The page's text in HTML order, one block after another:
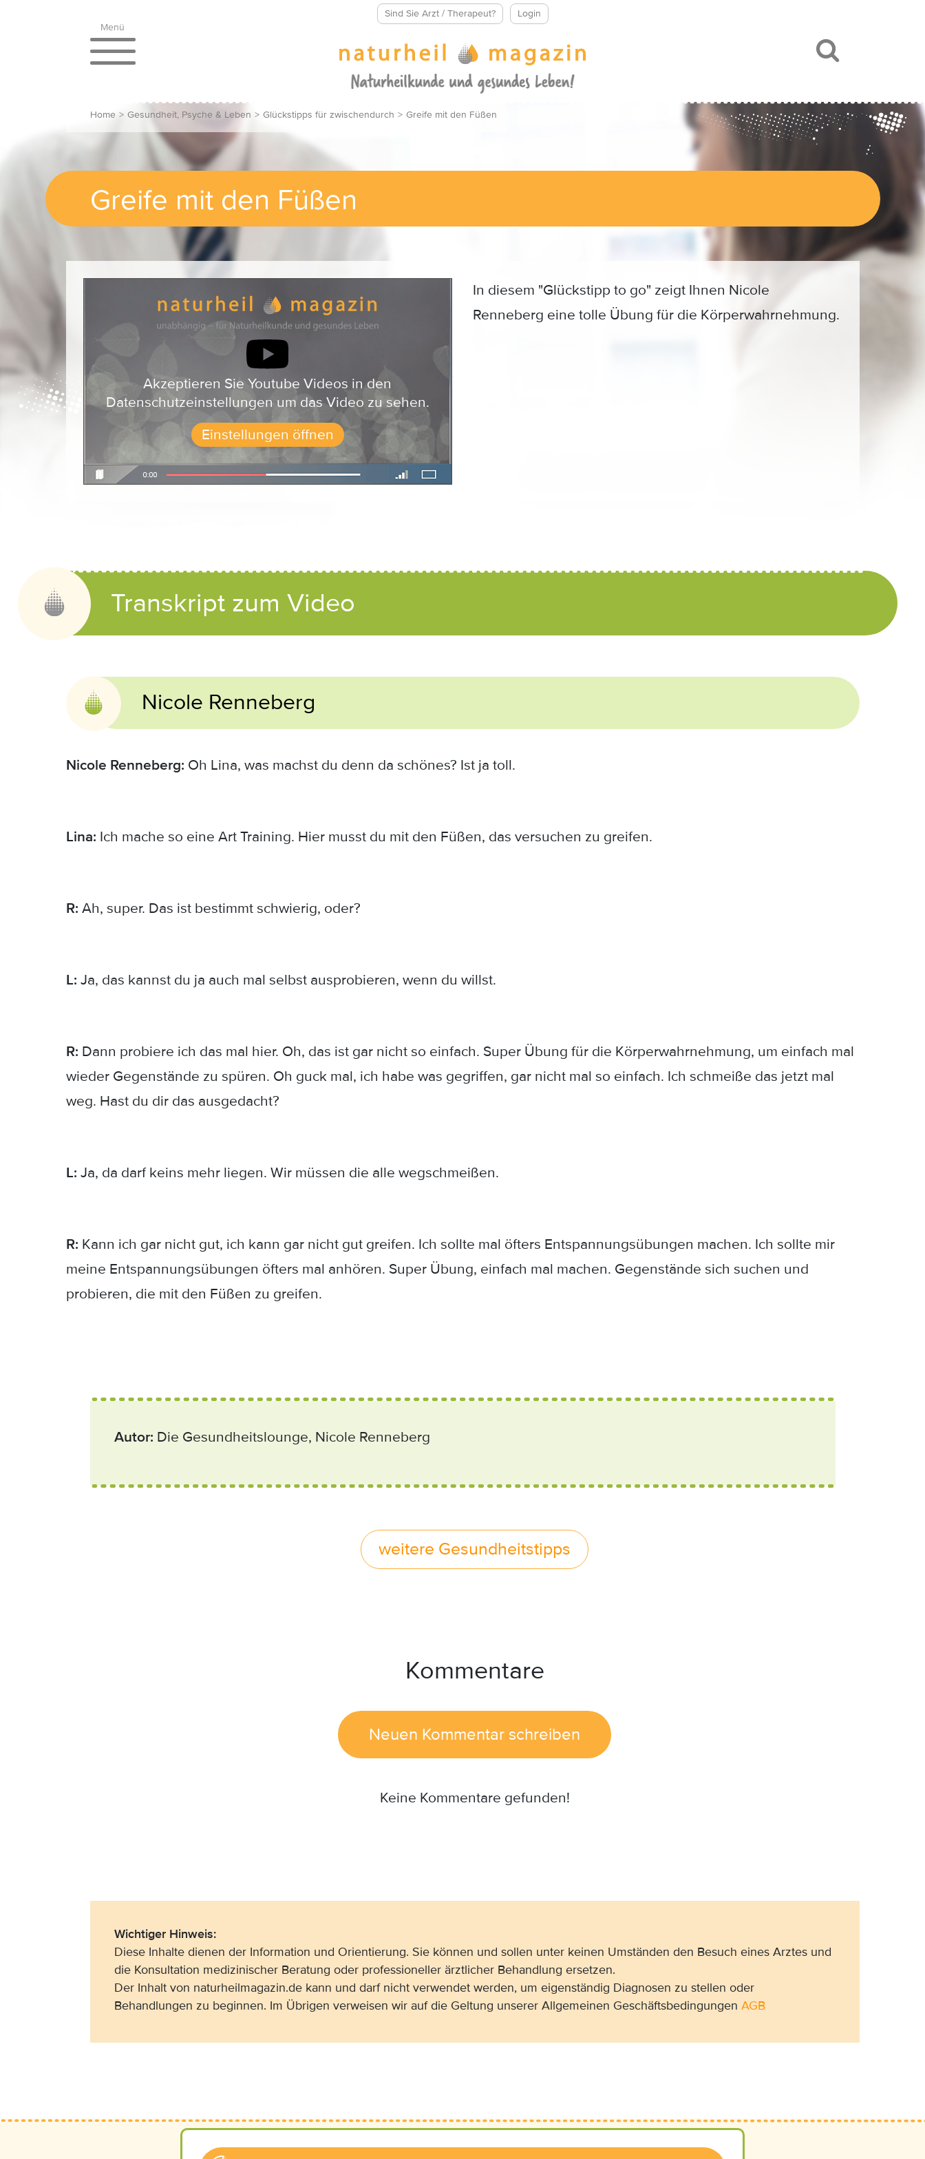
Sind Sie Arzt / Therapeut?
Login
Menü
Home > Gesundheit, Psyche & Leben > Glückstipps für zwischendurch > Greife mit den Füßen
Greife mit den Füßen
Akzeptieren Sie Youtube Videos in den
Datenschutzeinstellungen um das Video zu sehen.
Einstellungen öffnen
In diesem "Glückstipp to go" zeigt Ihnen Nicole
Renneberg eine tolle Übung für die Körperwahrnehmung.
Transkript zum Video
Nicole Renneberg
Nicole Renneberg: Oh Lina, was machst du denn da schönes? Ist ja toll.
Lina: Ich mache so eine Art Training. Hier musst du mit den Füßen, das versuchen zu greifen.
R: Ah, super. Das ist bestimmt schwierig, oder?
L: Ja, das kannst du ja auch mal selbst ausprobieren, wenn du willst.
R: Dann probiere ich das mal hier. Oh, das ist gar nicht so einfach. Super Übung für die Körperwahrnehmung, um einfach mal
wieder Gegenstände zu spüren. Oh guck mal, ich habe was gegriffen, gar nicht mal so einfach. Ich schmeiße das jetzt mal
weg. Hast du dir das ausgedacht?
L: Ja, da darf keins mehr liegen. Wir müssen die alle wegschmeißen.
R: Kann ich gar nicht gut, ich kann gar nicht gut greifen. Ich sollte mal öfters Entspannungsübungen machen. Ich sollte mir
meine Entspannungsübungen öfters mal anhören. Super Übung, einfach mal machen. Gegenstände sich suchen und
probieren, die mit den Füßen zu greifen.
Autor: Die Gesundheitslounge, Nicole Renneberg
weitere Gesundheitstipps
Kommentare
Neuen Kommentar schreiben
Keine Kommentare gefunden!
Wichtiger Hinweis:
Diese Inhalte dienen der Information und Orientierung. Sie können und sollen unter keinen Umständen den Besuch eines Arztes und
die Konsultation medizinischer Beratung oder professioneller ärztlicher Behandlung ersetzen.
Der Inhalt von naturheilmagazin.de kann und darf nicht verwendet werden, um eigenständig Diagnosen zu stellen oder
Behandlungen zu beginnen. Im Übrigen verweisen wir auf die Geltung unserer Allgemeinen Geschäftsbedingungen AGB